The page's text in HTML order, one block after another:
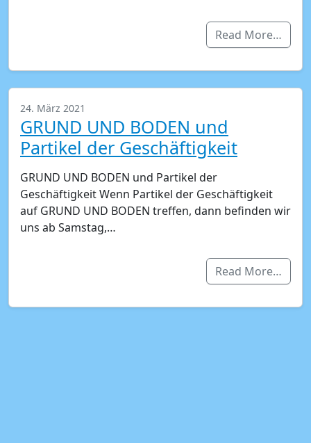
Read More…
24. März 2021
GRUND UND BODEN und
Partikel der Geschäftigkeit
GRUND UND BODEN und Partikel der
Geschäftigkeit Wenn Partikel der Geschäftigkeit
auf GRUND UND BODEN treffen, dann befinden wir
uns ab Samstag,…
Read More…